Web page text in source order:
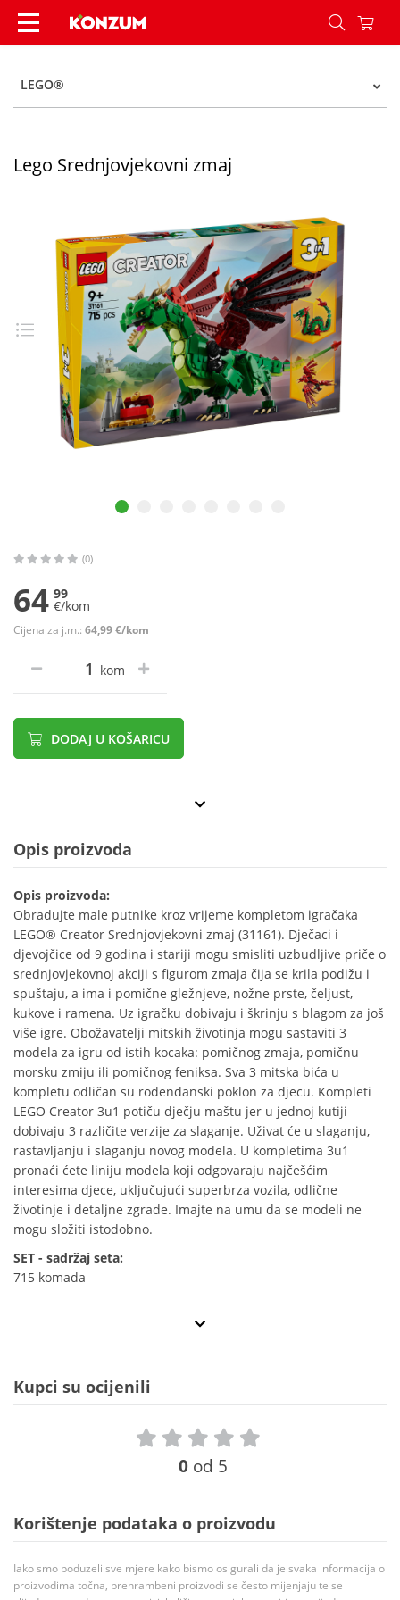
Lego Srednjovjekovni zmaj - Konzum
LEGO®
Lego Srednjovjekovni zmaj
(0)
64 99
€/kom
Cijena za j.m.: 64,99 €/kom
kom
DODAJ U KOŠARICU
Opis proizvoda
Opis proizvoda:
Obradujte male putnike kroz vrijeme kompletom igračaka
LEGO® Creator Srednjovjekovni zmaj (31161). Dječaci i
djevojčice od 9 godina i stariji mogu smisliti uzbudljive priče o
srednjovjekovnoj akciji s figurom zmaja čija se krila podižu i
spuštaju, a ima i pomične gležnjeve, nožne prste, čeljust,
kukove i ramena. Uz igračku dobivaju i škrinju s blagom za još
više igre. Obožavatelji mitskih životinja mogu sastaviti 3
modela za igru od istih kocaka: pomičnog zmaja, pomičnu
morsku zmiju ili pomičnog feniksa. Sva 3 mitska bića u
kompletu odličan su rođendanski poklon za djecu. Kompleti
LEGO Creator 3u1 potiču dječju maštu jer u jednoj kutiji
dobivaju 3 različite verzije za slaganje. Uživat će u slaganju,
rastavljanju i slaganju novog modela. U kompletima 3u1
pronaći ćete liniju modela koji odgovaraju najčešćim
interesima djece, uključujući superbrza vozila, odlične
životinje i detaljne zgrade. Imajte na umu da se modeli ne
mogu složiti istodobno.
SET - sadržaj seta:
715 komada
Kupci su ocijenili
0 od 5
Korištenje podataka o proizvodu
Iako smo poduzeli sve mjere kako bismo osigurali da je svaka informacija o
proizvodima točna, prehrambeni proizvodi se često mijenjaju te se